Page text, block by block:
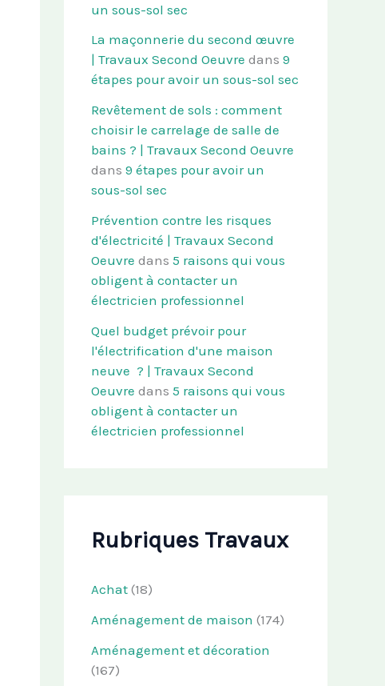
un sous-sol sec
La maçonnerie du second œuvre
| Travaux Second Oeuvre dans 9
étapes pour avoir un sous-sol sec
Revêtement de sols : comment
choisir le carrelage de salle de
bains ? | Travaux Second Oeuvre
dans 9 étapes pour avoir un
sous-sol sec
Prévention contre les risques
d'électricité | Travaux Second
Oeuvre dans 5 raisons qui vous
obligent à contacter un
électricien professionnel
Quel budget prévoir pour
l'électrification d'une maison
neuve ? | Travaux Second
Oeuvre dans 5 raisons qui vous
obligent à contacter un
électricien professionnel
Rubriques Travaux
Achat (18)
Aménagement de maison (174)
Aménagement et décoration
(167)